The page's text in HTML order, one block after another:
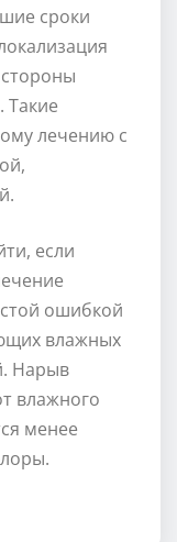
сроки
Такие
лечению с
если
ошибкой
влажных
Нарыв
влажного
менее